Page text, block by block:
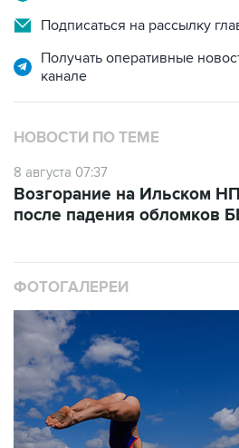
Подписаться на рассылку
Получать оперативные
канале
НОВОСТИ ПО ТЕМЕ
8 августа 07:37
Возгорание на Ильском
после падения обломков
ФОТОГАЛЕРЕИ